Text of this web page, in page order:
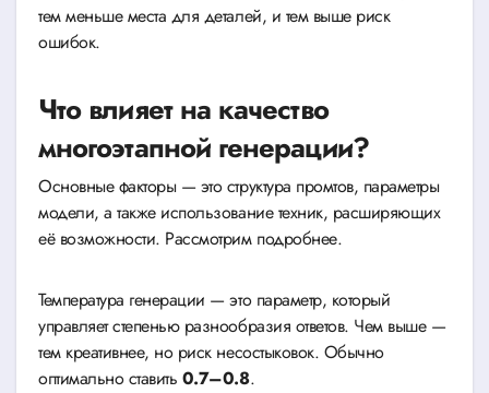
тем меньше места для деталей, и тем выше риск
ошибок.
Что влияет на качество
многоэтапной генерации?
Основные факторы — это структура промтов, параметры
модели, а также использование техник, расширяющих
её возможности. Рассмотрим подробнее.
Температура генерации — это параметр, который
управляет степенью разнообразия ответов. Чем выше —
тем креативнее, но риск несостыковок. Обычно
оптимально ставить 0.7–0.8.